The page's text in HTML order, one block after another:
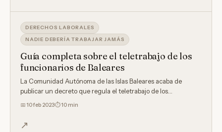
DERECHOS LABORALES
NADIE DEBERÍA TRABAJAR JAMÁS
Guía completa sobre el teletrabajo de los
funcionarios de Baleares
La Comunidad Autónoma de las Islas Baleares acaba de
publicar un decreto que regula el teletrabajo de los
funcionarios…
📅 10 feb 2023⏱ 10 min
↗